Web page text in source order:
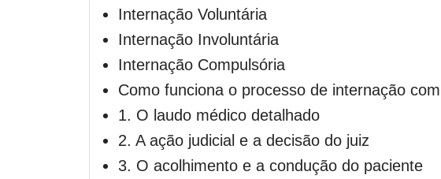
Internação Voluntária
Internação Involuntária
Internação Compulsória
Como funciona o processo de internação
1. O laudo médico detalhado
2. A ação judicial e a decisão do juiz
3. O acolhimento e a condução do paciente